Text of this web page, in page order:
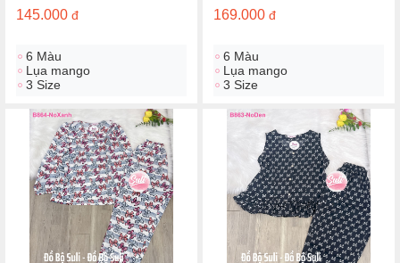
145.000 đ
6 Màu
Lụa mango
3 Size
169.000 đ
6 Màu
Lụa mango
3 Size